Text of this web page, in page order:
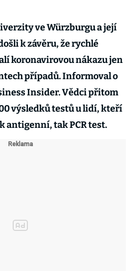
ve Würzburgu a její
k závěru, že rychlé
koronavirovou nákazu jen
případů. Informoval o
Insider. Vědci přitom
výsledků testů u lidí, kteří
antigenní, tak PCR test.